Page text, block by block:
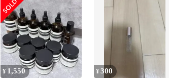
¥ 1,550 ¥300